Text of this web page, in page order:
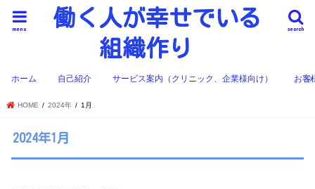
働く人が幸せでいる
組織作り
search
menu
ホーム 自己紹介 サービス案内（クリニック、企業様向け） お客
HOME 2024年 1月
2024年1月